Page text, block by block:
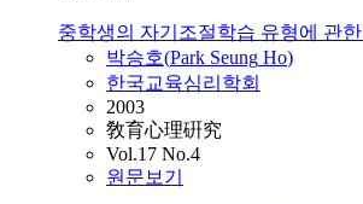
중학생의 자기조절학습 유형에 관
박승호(Park Seung Ho)
한국교육심리학회
2003
敎育心理硏究
Vol.17 No.4
원문보기